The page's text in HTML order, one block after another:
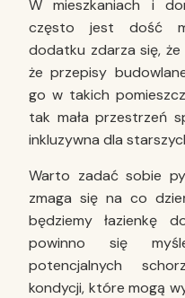
W mieszkaniach i
często jest dość
dodatku zdarza się,
że przepisy
go w takich
tak mała przestrzeń
inkluzywna dla
Warto zadać sobie
zmaga się na co
będziemy łazienkę
powinno się
potencjalnych
kondycji, które mogą